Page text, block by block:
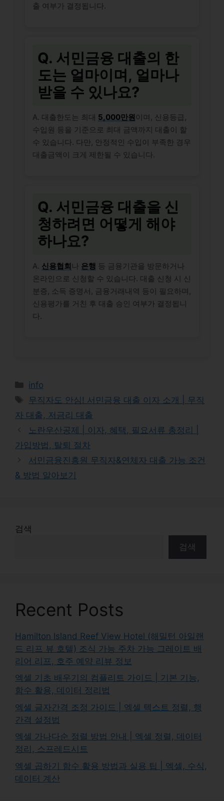
출 여부가 결정됩니다.
Q. 서민금융 대출의 한
도는 얼마이며, 얼마나
받을 수 있나요?
A. 대출한도는 최대 5,000만원 이며, 신용등급,
수입원 등을 기준으로 최대 금액까지 대출이 할
수 있습니다. 다만, 안정적인 수입이 부족한 경우
대출금액이 크게 제한될 수 있습니다.
Q. 서민금융 대출을 신
청하려면 어떻게 해야
하나요?
A. 신용협회 나 은행 등 금융기관을 방문하거나
온라인으로 신청할 수 있습니다. 대출 신청 시 신
분증, 소득 증명서, 금융거래내역 등이 필요하며,
신용평가를 거친 후 대출 승인 여부가 결정됩니
다.
Categories
info
Tags
무직자도 안심! 서민금융 대출 이자 소개 | 무직
자 대출, 저금리 대출
노란우산공제 | 이자, 혜택, 필요서류 총정리 |
가입방법, 탈퇴 절차
서민금융진흥원 무직자&연체자 대출 가능 조건
& 방법 알아보기
검색
검색
Recent Posts
Hamilton Island Reef View Hotel (해밀턴 아일랜
드 리프 뷰 호텔) 조식 가능 주차 가능 그레이트 배
리어 리프, 호주 예약 리뷰 정보
엑셀 기초 배우기의 컴플리트 가이드 | 기본 기능,
함수 활용, 데이터 정리법
엑셀 글자간격 조정 가이드 | 엑셀 텍스트 정렬, 행
간격 설정법
엑셀 가나다순 정렬 방법 안내 | 엑셀 정렬, 데이터
정리, 스프레드시트
엑셀 곱하기 함수 활용 방법과 실용 팁 | 엑셀, 수식,
데이터 계산